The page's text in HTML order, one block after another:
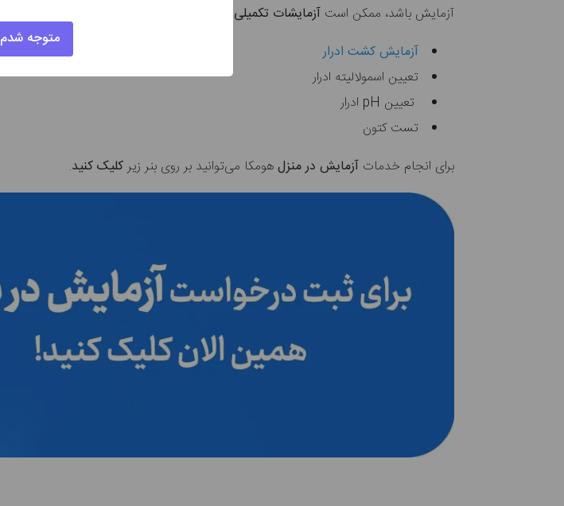
آزمایش باشد، ممکن است آزمایشات تکمیلی
آزمایش کشت ادرار
تعیین اسمولالیته ادرار
تعیین pH ادرار
تست کتون
برای انجام خدمات آزمایش در منزلهومکا می‌توانید بر روی بنر زیرکلیک کنید.
متوجه شدم